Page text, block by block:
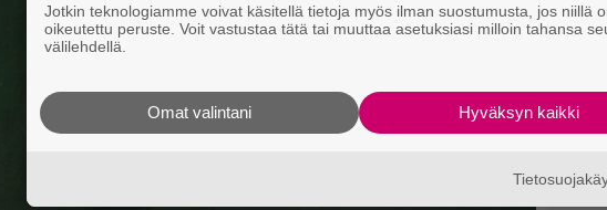
Jotkin teknologiamme voivat käsitellä tietoja myös ilman suostumusta, jos niillä
oikeutettu peruste. Voit vastustaa tätä tai muuttaa asetuksiasi milloin tahansa
välilehdellä.
Hyväksyn kaikki
Omat valintani